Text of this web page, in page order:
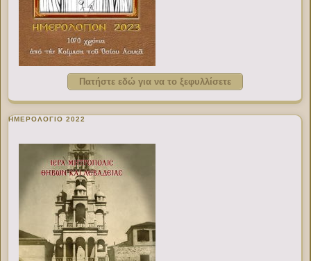
Πατήστε εδώ για να το ξεφυλλίσετε
ΗΜΕΡΟΛΟΓΙΟ 2022